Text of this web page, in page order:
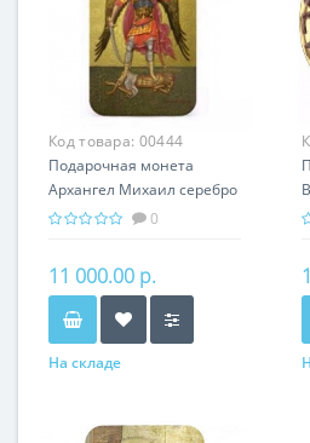
Код товара: 00444
Подарочная монета
Архангел Михаил серебро
31.10 гр - православные
0
11 000.00 р.
На складе